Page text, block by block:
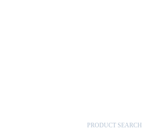
PRODUCT SEARCH